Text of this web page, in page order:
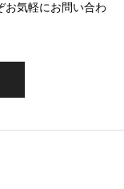
お気軽にお問い合わ